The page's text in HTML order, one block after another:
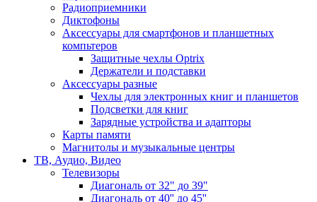
Радиоприемники
Диктофоны
Аксессуары для смартфонов и планшетных
компьтеров
Защитные чехлы Optrix
Держатели и подставки
Аксессуары разные
Чехлы для электронных книг и планшетов
Подсветки для книг
Зарядные устройства и адапторы
Карты памяти
Магнитолы и музыкальные центры
ТВ, Аудио, Видео
Телевизоры
Диагональ от 32" до 39"
Диагональ от 40'' до 45''